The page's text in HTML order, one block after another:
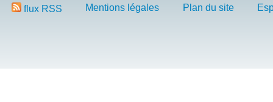
flux RSS Mentions légales Plan du site